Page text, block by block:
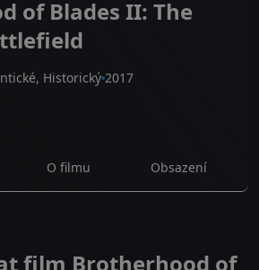
of Blades II: The
Historický 2017
O filmu Obsazení
film Brotherhood of